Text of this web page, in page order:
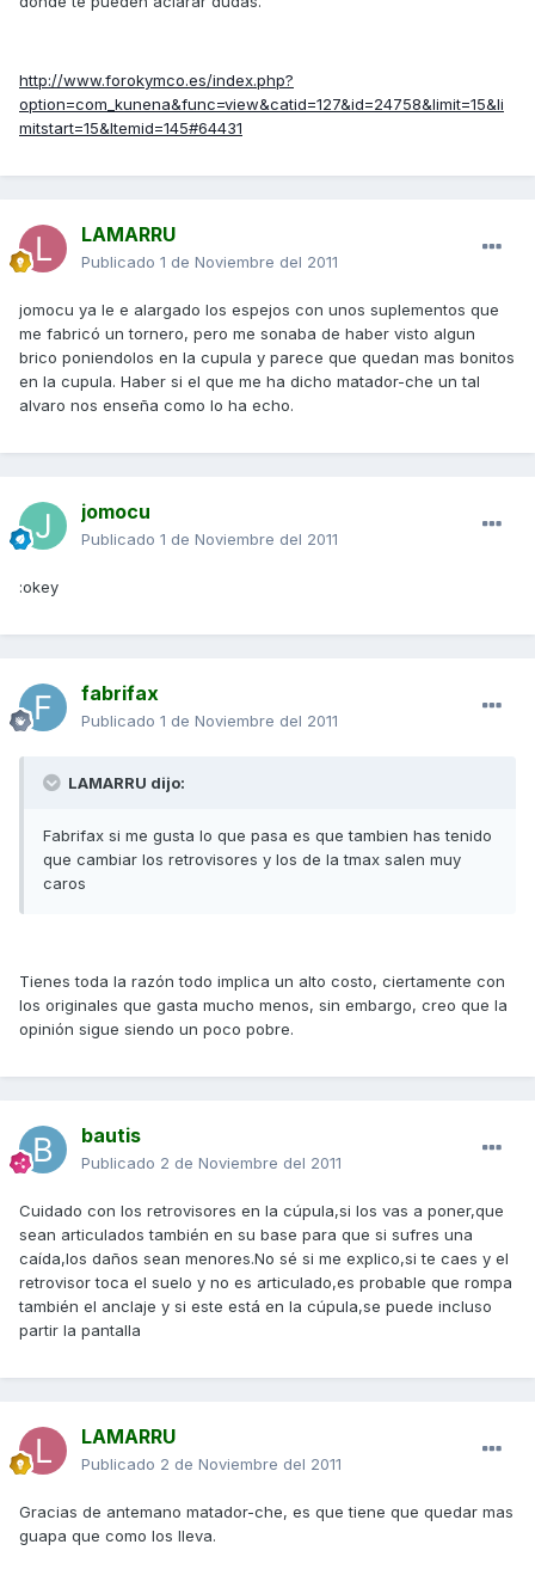
http://www.forokymco.es/index.php?
option=com_kunena&func=view&catid=127&id=24758&limit=15&li
mitstart=15&Itemid=145#64431
LAMARRU
Publicado 1 de Noviembre del 2011
jomocu ya le e alargado los espejos con unos suplementos que
me fabricó un tornero, pero me sonaba de haber visto algun
brico poniendolos en la cupula y parece que quedan mas bonitos
en la cupula. Haber si el que me ha dicho matador-che un tal
alvaro nos enseña como lo ha echo.
jomocu
Publicado 1 de Noviembre del 2011
:okey
fabrifax
Publicado 1 de Noviembre del 2011
LAMARRU dijo:
Fabrifax si me gusta lo que pasa es que tambien has tenido
que cambiar los retrovisores y los de la tmax salen muy
caros
Tienes toda la razón todo implica un alto costo, ciertamente con
los originales que gasta mucho menos, sin embargo, creo que la
opinión sigue siendo un poco pobre.
bautis
Publicado 2 de Noviembre del 2011
Cuidado con los retrovisores en la cúpula,si los vas a poner,que
sean articulados también en su base para que si sufres una
caída,los daños sean menores.No sé si me explico,si te caes y el
retrovisor toca el suelo y no es articulado,es probable que rompa
también el anclaje y si este está en la cúpula,se puede incluso
partir la pantalla
LAMARRU
Publicado 2 de Noviembre del 2011
Gracias de antemano matador-che, es que tiene que quedar mas
guapa que como los lleva.